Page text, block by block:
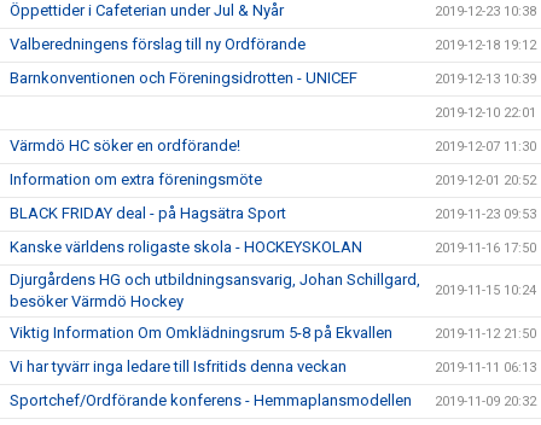
Öppettider i Cafeterian under Jul & Nyår 2019-12-23 10:38
Valberedningens förslag till ny Ordförande 2019-12-18 19:12
Barnkonventionen och Föreningsidrotten - UNICEF 2019-12-13 10:39
2019-12-10 22:01
Värmdö HC söker en ordförande! 2019-12-07 11:30
Information om extra föreningsmöte 2019-12-01 20:52
BLACK FRIDAY deal - på Hagsätra Sport 2019-11-23 09:53
Kanske världens roligaste skola - HOCKEYSKOLAN 2019-11-16 17:50
Djurgårdens HG och utbildningsansvarig, Johan Schillgard,
besöker Värmdö Hockey
2019-11-15 10:24
Viktig Information Om Omklädningsrum 5-8 på Ekvallen 2019-11-12 21:50
Vi har tyvärr inga ledare till Isfritids denna veckan 2019-11-11 06:13
Sportchef/Ordförande konferens - Hemmaplansmodellen 2019-11-09 20:32